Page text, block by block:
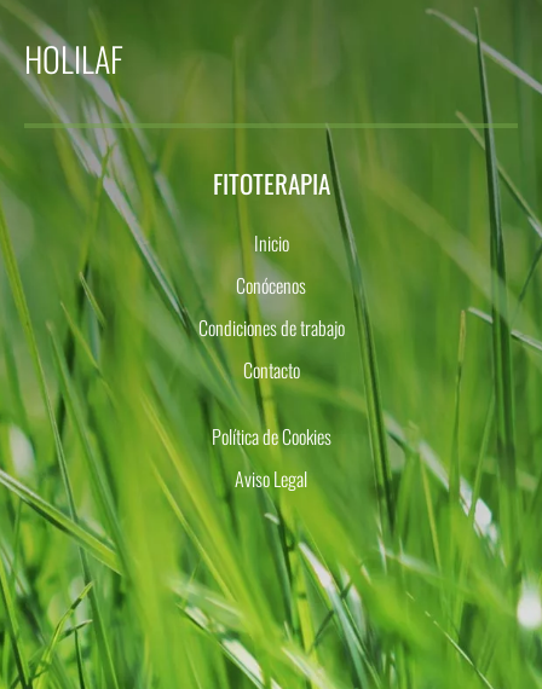
HOLILAF
FITOTERAPIA
Inicio
Conócenos
Condiciones de trabajo
Contacto
Política de Cookies
Aviso Legal